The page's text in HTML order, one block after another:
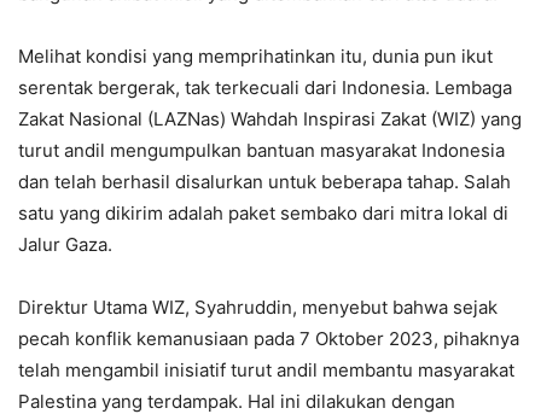
Melihat kondisi yang memprihatinkan itu, dunia pun ikut
serentak bergerak, tak terkecuali dari Indonesia. Lembaga
Zakat Nasional (LAZNas) Wahdah Inspirasi Zakat (WIZ) yang
turut andil mengumpulkan bantuan masyarakat Indonesia
dan telah berhasil disalurkan untuk beberapa tahap. Salah
satu yang dikirim adalah paket sembako dari mitra lokal di
Jalur Gaza.
Direktur Utama WIZ, Syahruddin, menyebut bahwa sejak
pecah konflik kemanusiaan pada 7 Oktober 2023, pihaknya
telah mengambil inisiatif turut andil membantu masyarakat
Palestina yang terdampak. Hal ini dilakukan dengan